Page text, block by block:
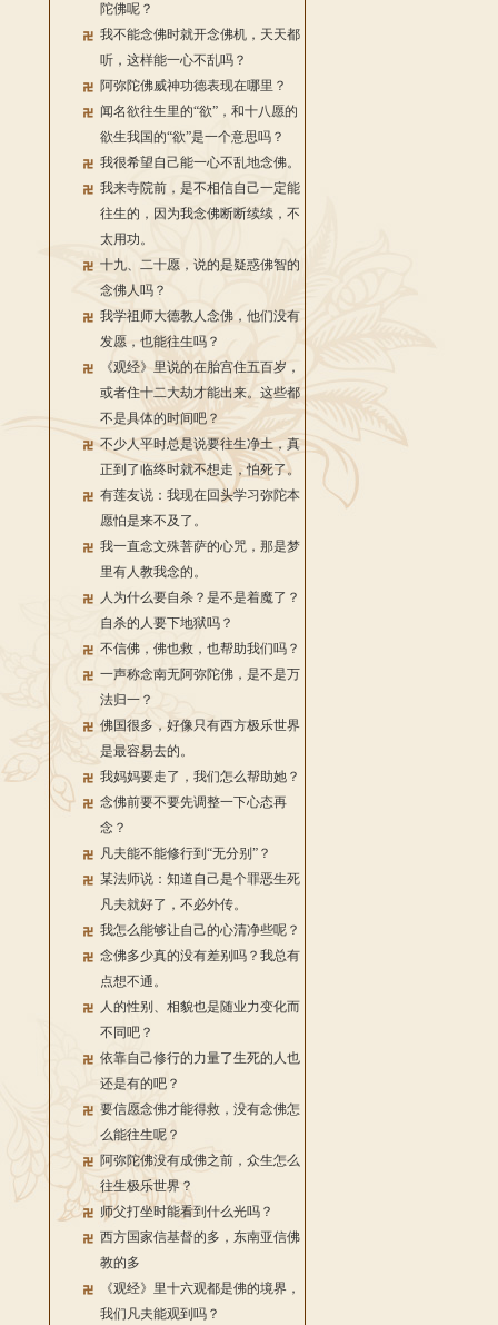
陀佛呢？
我不能念佛时就开念佛机，天天都
听，这样能一心不乱吗？
阿弥陀佛威神功德表现在哪里？
闻名欲往生里的“欲”，和十八愿的
欲生我国的“欲”是一个意思吗？
我很希望自己能一心不乱地念佛。
我来寺院前，是不相信自己一定能
往生的，因为我念佛断断续续，不
太用功。
十九、二十愿，说的是疑惑佛智的
念佛人吗？
我学祖师大德教人念佛，他们没有
发愿，也能往生吗？
《观经》里说的在胎宫住五百岁，
或者住十二大劫才能出来。这些都
不是具体的时间吧？
不少人平时总是说要往生净土，真
正到了临终时就不想走，怕死了。
有莲友说：我现在回头学习弥陀本
愿怕是来不及了。
我一直念文殊菩萨的心咒，那是梦
里有人教我念的。
人为什么要自杀？是不是着魔了？
自杀的人要下地狱吗？
不信佛，佛也救，也帮助我们吗？
一声称念南无阿弥陀佛，是不是万
法归一？
佛国很多，好像只有西方极乐世界
是最容易去的。
我妈妈要走了，我们怎么帮助她？
念佛前要不要先调整一下心态再
念？
凡夫能不能修行到“无分别”？
某法师说：知道自己是个罪恶生死
凡夫就好了，不必外传。
我怎么能够让自己的心清净些呢？
念佛多少真的没有差别吗？我总有
点想不通。
人的性别、相貌也是随业力变化而
不同吧？
依靠自己修行的力量了生死的人也
还是有的吧？
要信愿念佛才能得救，没有念佛怎
么能往生呢？
阿弥陀佛没有成佛之前，众生怎么
往生极乐世界？
师父打坐时能看到什么光吗？
西方国家信基督的多，东南亚信佛
教的多
《观经》里十六观都是佛的境界，
我们凡夫能观到吗？